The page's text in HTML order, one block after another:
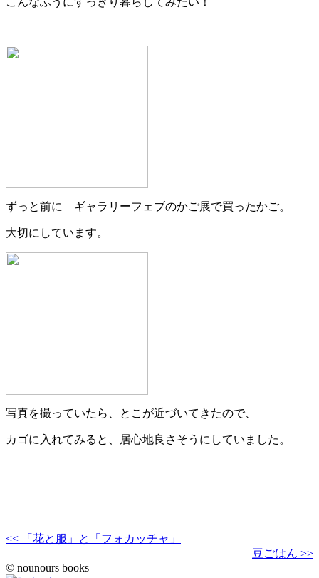
ずっと前に ギャラリーフェブのかご展で買ったかご。
大切にしています。
写真を撮っていたら、とこが近づいてきたので、
カゴに入れてみると、居心地良さそうにしていました。
<< 「花と服」と「フォカッチャ」
豆ごはん >>
© nounours books